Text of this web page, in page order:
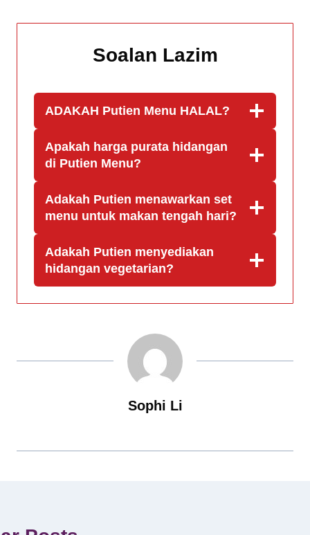
Soalan Lazim
ADAKAH Putien Menu HALAL?
Apakah harga purata hidangan
di Putien Menu?
Adakah Putien menawarkan set
menu untuk makan tengah hari?
Adakah Putien menyediakan
hidangan vegetarian?
Sophi Li